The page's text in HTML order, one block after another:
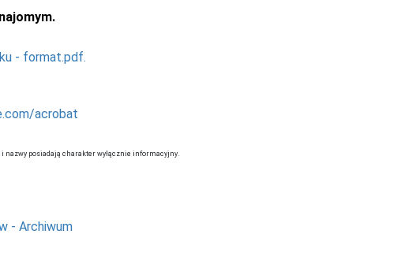
- format.pdf.
acrobat
posiadają charakter wyłącznie informacyjny.
- Archiwum